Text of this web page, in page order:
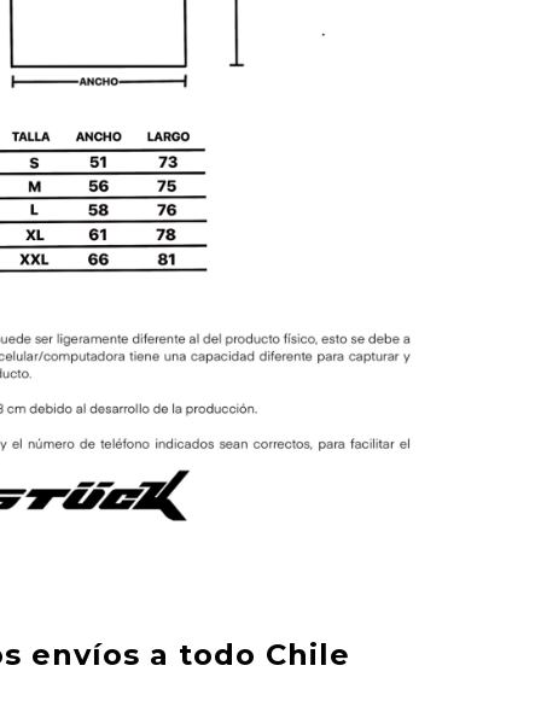
envíos a todo Chile